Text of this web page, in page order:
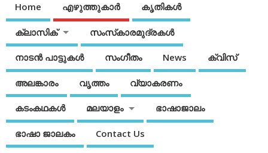
Home എഴുത്തുകാര്‍ കൃതികൾ
ക്ലാസിക് സംസ്‌കാരമുദ്രകള്‍
നാടന്‍ പാട്ടുകള്‍ സംഗീതം News ക്വിസ്
അലങ്കാരം വൃത്തം വ്യാകരണം
കടംകഥകള്‍ മലയാളം ഭാഷാജാലം
ഭാഷാ ജാലകം Contact Us